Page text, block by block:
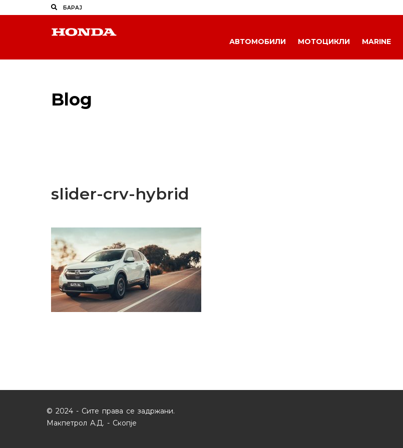
АВТОМОБИЛИ МОТОЦИКЛИ MARINE
Blog
slider-crv-hybrid
© 2024 - Сите права се задржани.
Макпетрол А.Д. - Скопје